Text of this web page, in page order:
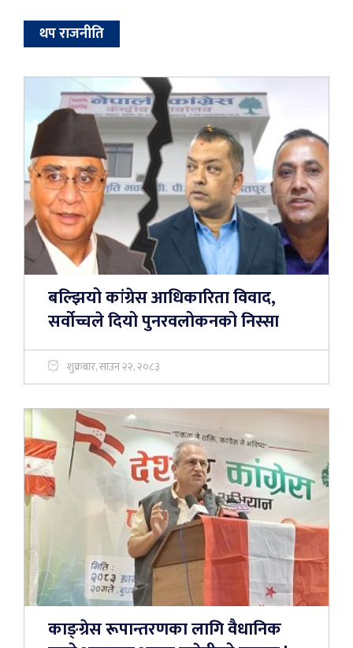
थप राजनीति
बल्झियो कांग्रेस आधिकारिता विवाद,
सर्वोच्चले दियो पुनरवलोकनको निस्सा
शुक्रबार, साउन २२, २०८३
काङ्ग्रेस रूपान्तरणका लागि वैधानिक